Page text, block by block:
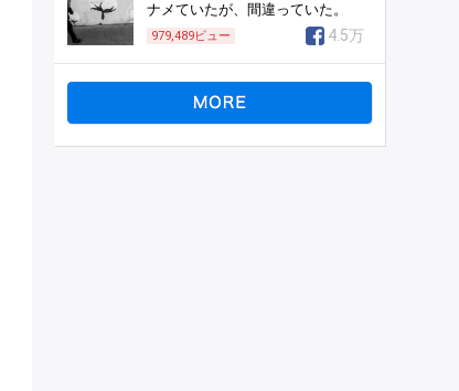
ナメていたが、間違っていた。
979,489ビュー 4.5万